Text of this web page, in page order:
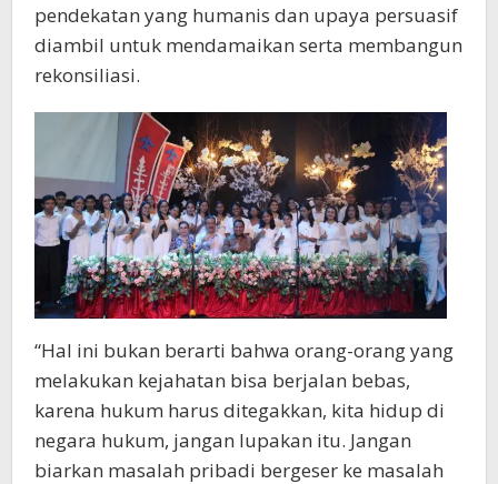
pendekatan yang humanis dan upaya persuasif
diambil untuk mendamaikan serta membangun
rekonsiliasi.
“Hal ini bukan berarti bahwa orang-orang yang
melakukan kejahatan bisa berjalan bebas,
karena hukum harus ditegakkan, kita hidup di
negara hukum, jangan lupakan itu. Jangan
biarkan masalah pribadi bergeser ke masalah